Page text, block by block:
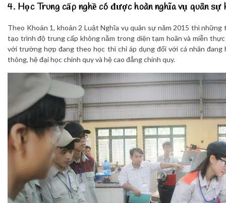
4. Học Trung cấp nghề có được hoàn nghĩa vụ quân sự
Theo Khoản 1, khoản 2 Luật Nghĩa vụ quân sự năm 2015 thì
tạo trình độ trung cấp không nằm trong diện tạm hoãn và miễn
với trường hợp đang theo học thì chỉ áp dụng đối với cá nhân
thông, hệ đại học chính quy và hệ cao đẳng chính quy.